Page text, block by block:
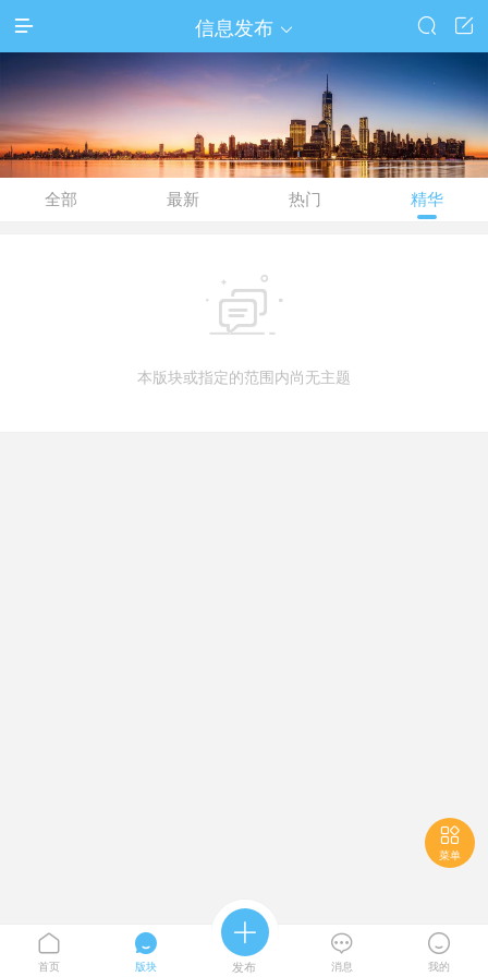
 信息发布  

全部 最新 热门 精华

本版块或指定的范围内尚无主题

菜单

首页

版块

发布

消息

我的